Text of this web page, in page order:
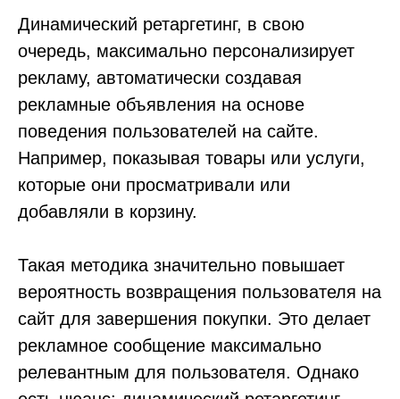
Динамический ретаргетинг, в свою
очередь, максимально персонализирует
рекламу, автоматически создавая
рекламные объявления на основе
поведения пользователей на сайте.
Например, показывая товары или услуги,
которые они просматривали или
добавляли в корзину.
Такая методика значительно повышает
вероятность возвращения пользователя на
сайт для завершения покупки. Это делает
рекламное сообщение максимально
релевантным для пользователя. Однако